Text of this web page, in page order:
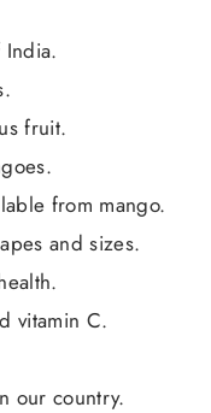
fruit.
from mango.
and sizes.
vitamin C.
our country.